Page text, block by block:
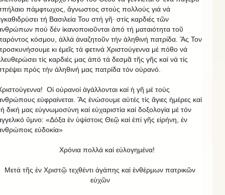
πάμφτωχος, ἄγνωστος στούς πολλούς γιά νά
τή Βασιλεία Του στή γῆ· στίς καρδιές τῶν
πού δέν ἱκανοποιοῦνται ἀπό τή ματαιότητα τοῦ
κόσμου, ἀλλά ἀναζητοῦν τήν ἀληθινή πατρίδα. Ἄς Τον
κι ἐμεῖς τά φετινά Χριστούγεννα μέ πόθο νά
τίς καρδιές μας ἀπό τά δεσμᾶ τῆς γῆς καί νά τίς
πρός τήν ἀληθινή μας πατρίδα τόν οὐρανό.
Οἱ οὐρανοί ἀγάλλονται καί ἡ γῆ μέ τούς
εὐφραίνεται. Ἄς ἑνώσουμε αὐτές τίς ἅγιες ἡμέρες καί
δική μας εὐγνωμοσύνη καί εὐχαριστία καί δοξολογία μέ τόν
ὕμνο: «Δόξα ἐν ὑψίστοις Θεῷ καί ἐπί γῆς εἰρήνη, ἐν
εὐδοκία»
Χρόνια πολλά καί εὐλογημένα!
Μετά τῆς ἐν Χριστῷ τεχθέντι ἀγάπης καί ἐνθέρμων πατρικῶν
εὐχῶν